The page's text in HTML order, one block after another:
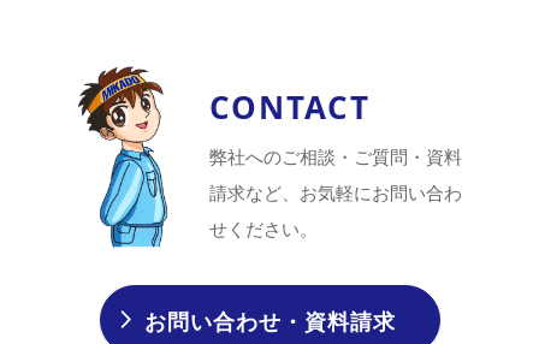
CONTACT
弊社へのご相談・ご質問・資料
請求など、お気軽にお問い合わ
せください。
お問い合わせ・資料請求